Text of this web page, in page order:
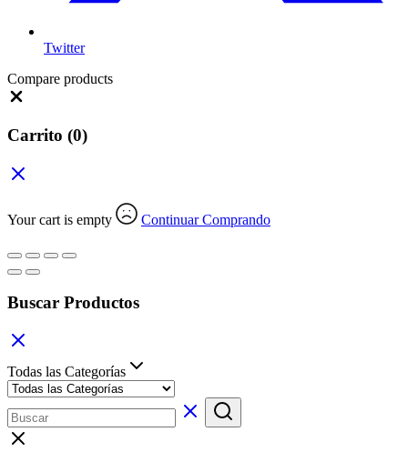
Twitter
Compare products
Carrito (0)
Your cart is empty Continuar Comprando
Buscar Productos
Todas las Categorías